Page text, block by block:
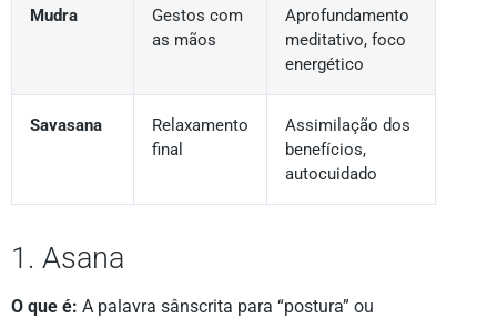
Mudra
Gestos com
as mãos
Aprofundamento
meditativo, foco
energético
Savasana
Relaxamento
final
Assimilação dos
benefícios,
autocuidado
1. Asana
O que é: A palavra sânscrita para “postura” ou